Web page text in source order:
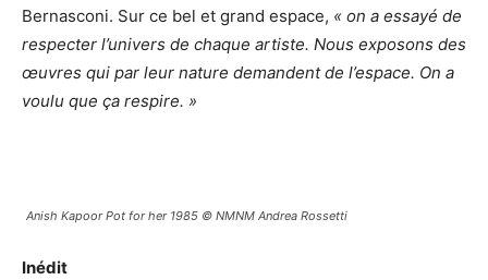
Bernasconi. Sur ce bel et grand espace, « on a essayé de
respecter l’univers de chaque artiste. Nous exposons des
œuvres qui par leur nature demandent de l’espace. On a
voulu que ça respire. »
Anish Kapoor Pot for her 1985 © NMNM Andrea Rossetti
Inédit